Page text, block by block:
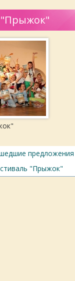
"Прыжок"
предложения
"Прыжок"